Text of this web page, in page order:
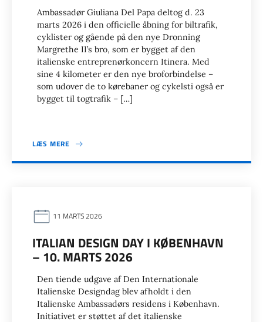
Ambassadør Giuliana Del Papa deltog d. 23
marts 2026 i den officielle åbning for biltrafik,
cyklister og gående på den nye Dronning
Margrethe II’s bro, som er bygget af den
italienske entreprenørkoncern Itinera. Med
sine 4 kilometer er den nye broforbindelse –
som udover de to kørebaner og cykelsti også er
bygget til togtrafik – […]
LÆS MERE
11 MARTS 2026
ITALIAN DESIGN DAY I KØBENHAVN
– 10. MARTS 2026
Den tiende udgave af Den Internationale
Italienske Designdag blev afholdt i den
Italienske Ambassadørs residens i København.
Initiativet er støttet af det italienske